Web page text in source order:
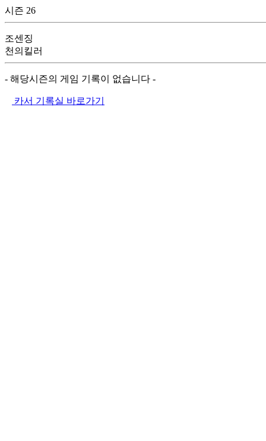
시즌 26
조센징
천의킬러
- 해당시즌의 게임 기록이 없습니다 -
카서 기록실 바로가기